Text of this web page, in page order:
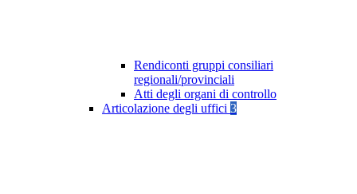
Rendiconti gruppi consiliari
regionali/provinciali
Atti degli organi di controllo
Articolazione degli uffici 3